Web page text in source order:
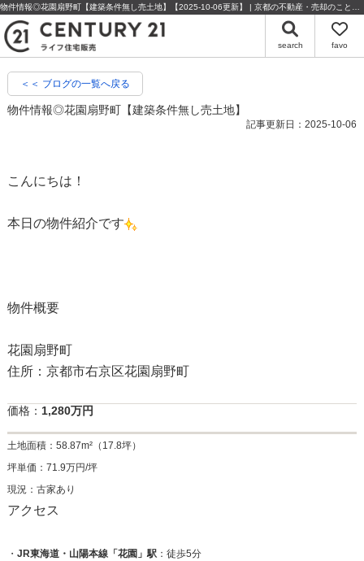
search favo
＜＜ ブログの一覧へ戻る
物件情報◎花園扇野町【建築条件無し売土地】
記事更新日：2025-10-06
こんにちは！
本日の物件紹介です
物件概要
花園扇野町
住所：京都市右京区花園扇野町
価格： 1,280万円
土地面積：58.87m²（17.8坪）
坪単価：71.9万円/坪
現況：古家あり
アクセス
・ JR東海道・山陽本線「花園」駅：徒歩5分